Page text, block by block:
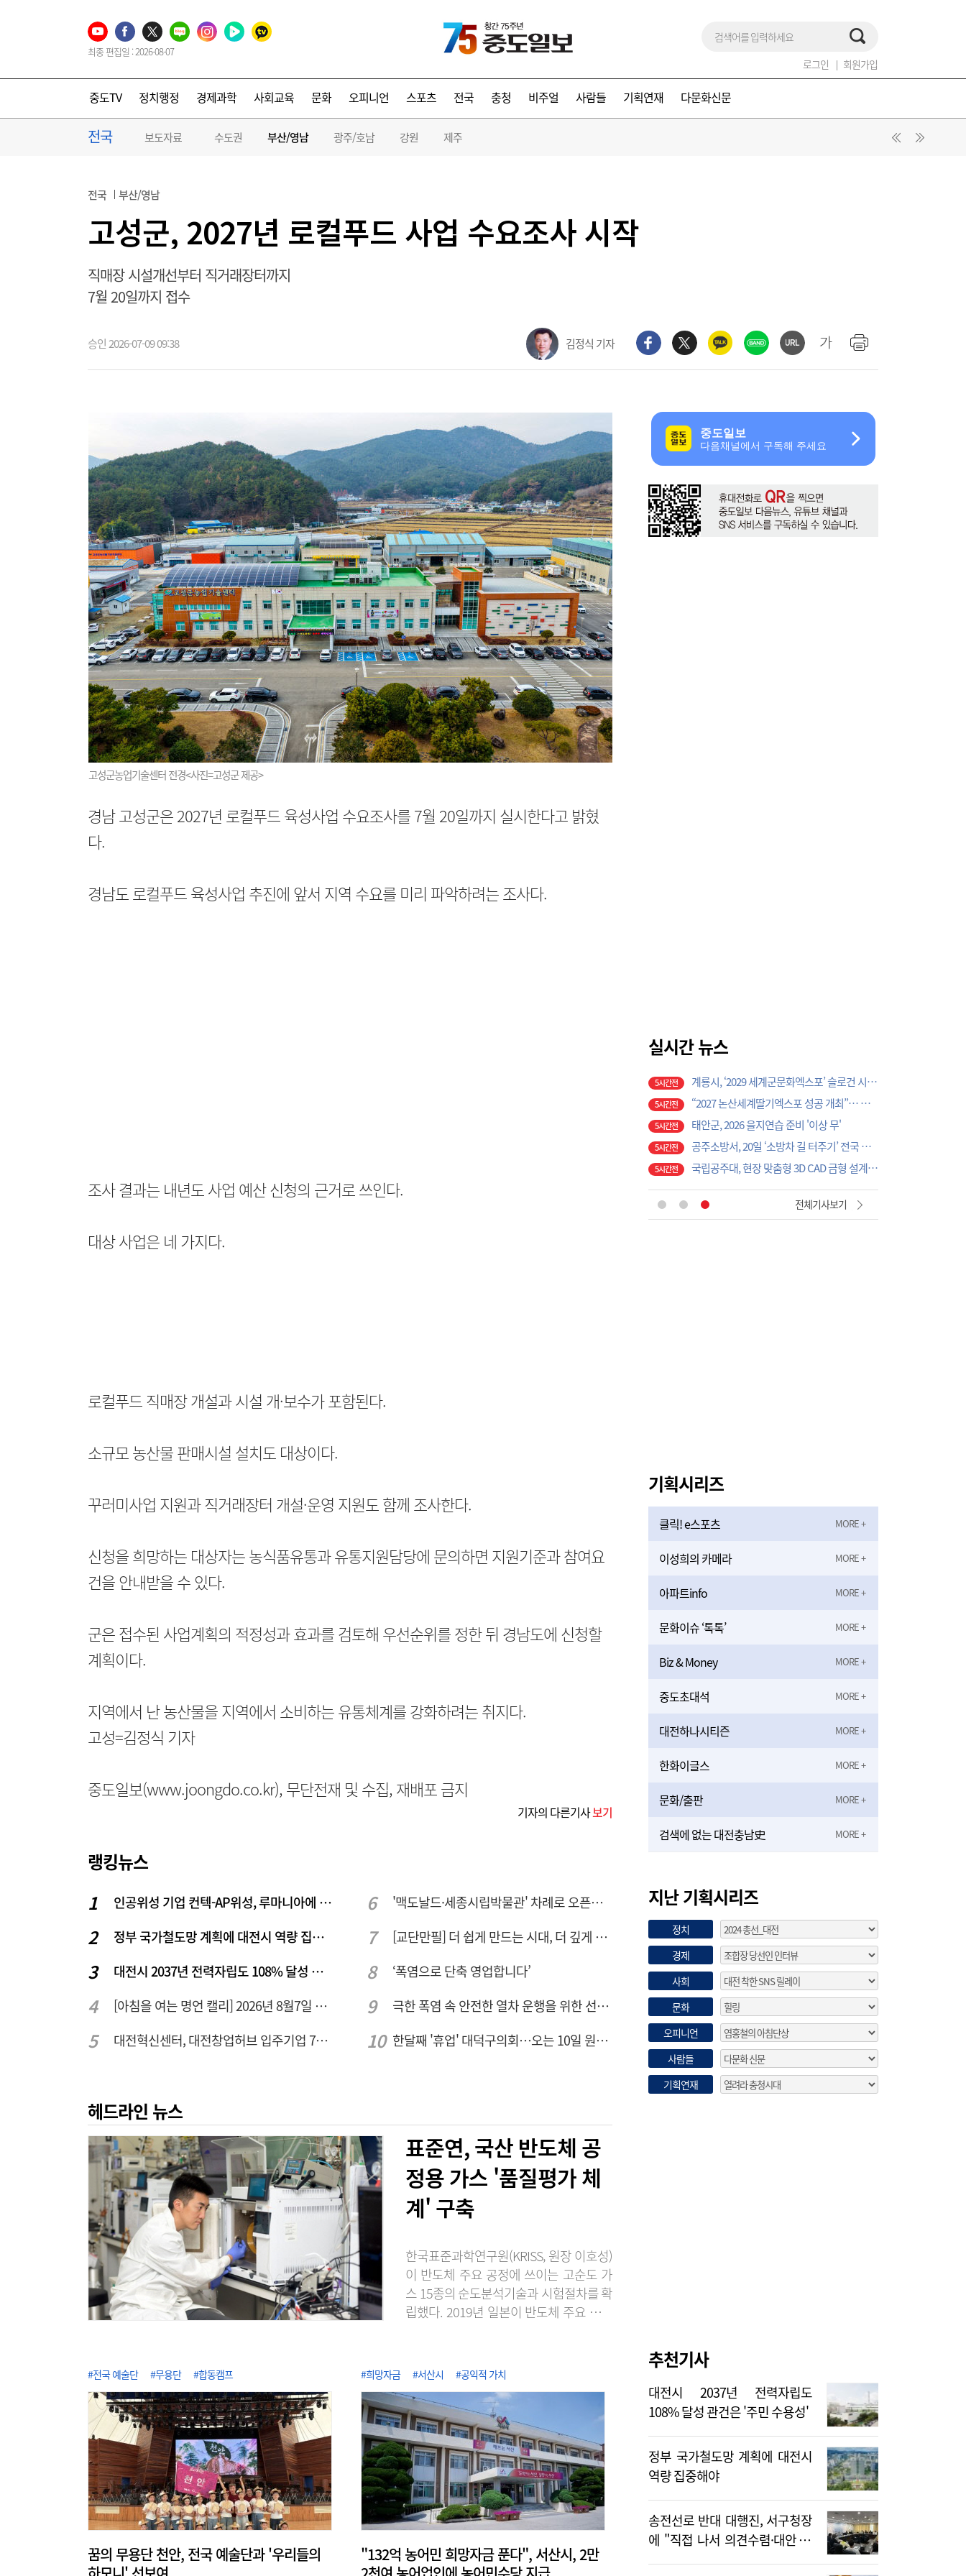
최종 편집일 : 2026-08-07
로그인 회원가입
중도TV 정치행정 경제과학 사회교육 문화 오피니언 스포츠 전국 충청 비주얼 사람들 기획연재 다문화신문
전국 보도자료 수도권 부산/영남 광주/호남 강원 제주
전국 부산/영남
고성군, 2027년 로컬푸드 사업 수요조사 시작
직매장 시설개선부터 직거래장터까지
7월 20일까지 접수
승인 2026-07-09 09:38 김정식 기자
고성군농업기술센터 전경<사진=고성군 제공>
경남 고성군은 2027년 로컬푸드 육성사업 수요조사를 7월 20일까지 실시한다고 밝혔
다.
경남도 로컬푸드 육성사업 추진에 앞서 지역 수요를 미리 파악하려는 조사다.
조사 결과는 내년도 사업 예산 신청의 근거로 쓰인다.
대상 사업은 네 가지다.
로컬푸드 직매장 개설과 시설 개·보수가 포함된다.
소규모 농산물 판매시설 설치도 대상이다.
꾸러미사업 지원과 직거래장터 개설·운영 지원도 함께 조사한다.
신청을 희망하는 대상자는 농식품유통과 유통지원담당에 문의하면 지원기준과 참여요
건을 안내받을 수 있다.
군은 접수된 사업계획의 적정성과 효과를 검토해 우선순위를 정한 뒤 경남도에 신청할
계획이다.
지역에서 난 농산물을 지역에서 소비하는 유통체계를 강화하려는 취지다.
고성=김정식 기자
중도일보(www.joongdo.co.kr), 무단전재 및 수집, 재배포 금지
기자의 다른기사보기
랭킹뉴스
인공위성 기업 컨텍-AP위성, 루마니아에 지상국 시스템 전수
정부 국가철도망 계획에 대전시 역량 집중해야
대전시 2037년 전력자립도 108% 달성 관건은 '주민 수용성'
[아침을 여는 명언 캘리] 2026년 8월7일 금요일
대전혁신센터, 대전창업허브 입주기업 7개사 모집
'맥도날드·세종시립박물관' 차례로 오픈… 고운동 정주여건 좋아진다
[교단만필] 더 쉽게 만드는 시대, 더 깊게 배우는 교육
‘폭염으로 단축 영업합니다’
극한 폭염 속 안전한 열차 운행을 위한 선로관리
한달째 '휴업' 대덕구의회…오는 10일 원구성 다시 돌입
헤드라인 뉴스
표준연, 국산 반도체 공
정용 가스 '품질평가 체
계' 구축
한국표준과학연구원(KRISS, 원장 이호성)
이 반도체 주요 공정에 쓰이는 고순도 가
스 15종의 순도분석기술과 시험절차를 확
립했다. 2019년 일본이 반도체 주요 소재
서 반도체 소재의 국산화와 공급망 다변화
수소 품질평가 서비스를 시작한 이래, 단
계적으로 대상을 늘려 최근 식각·세정·증
착용 고순도 가스 15종에 대한 순도분석
기반을 구축했다고 7일 밝혔다. 이로써 가
스별 표준 시험절차를 마련해 15종 전 품
목에..
#전국 예술단 #무용단 #합동캠프
꿈의 무용단 천안, 전국 예술단과 '우리들의
#희망자금 #서산시 #공익적 가치
"132억 농어민 희망자금 푼다", 서산시, 2만
실시간 뉴스
5시간전
5시간전 계룡시, ‘2029 세계군문화엑스포’ 슬로건 시민 공모전 개최
5시간전 “2027 논산세계딸기엑스포 성공 개최”… 지역 단체·기업 응원 열기 ‘후끈’
5시간전 태안군, 2026 을지연습 준비 '이상 무'
5시간전 공주소방서, 20일 ‘소방차 길 터주기’ 전국 긴급출동 훈련
5시간전 국립공주대, 현장 맞춤형 3D CAD 금형 설계 직무역량 강화 과정 성료
1시간전 [현장에서 만난 사람]세계 최대 반도체 공정 장비 제조 기업 ASML 한종호 매니저
2시간전 대전교육청 교육국장에 명달호… 9월 1일자 181명 인사
전체기사보기
기획시리즈
클릭! e스포츠
이성희의 카메라
아파트info
문화이슈 ‘톡톡’
Biz & Money
중도초대석
대전하나시티즌
한화이글스
문화/출판
검색에 없는 대전충남史
지난 기획시리즈
정치
경제
사회
문화
오피니언
사람들
기획연재
추천기사
대전시 2037년 전력자립도
108% 달성 관건은 '주민 수용성'
정부 국가철도망 계획에 대전시
역량 집중해야
송전선로 반대 대행진, 서구청장
에 "직접 나서 의견수렴·대안 제
시해야"